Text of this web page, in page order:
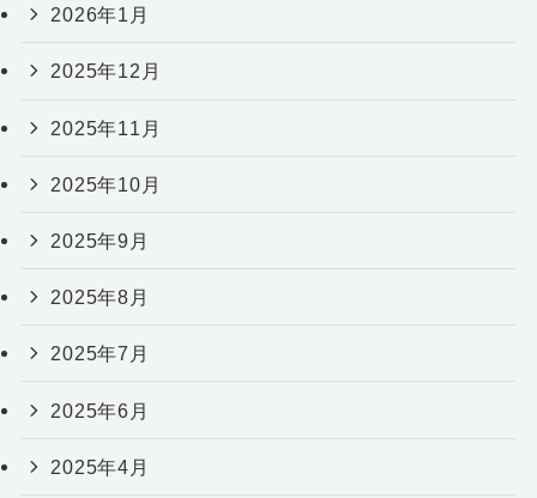
2026年1月
2025年12月
2025年11月
2025年10月
2025年9月
2025年8月
2025年7月
2025年6月
2025年4月